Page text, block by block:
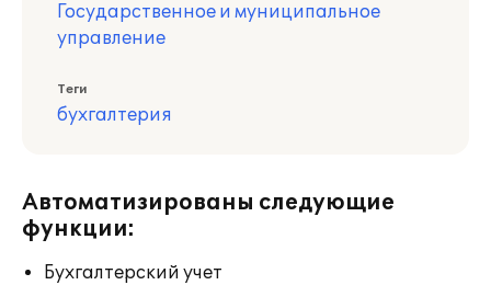
Государственное и муниципальное
управление
Теги
бухгалтерия
Автоматизированы следующие
функции:
Бухгалтерский учет